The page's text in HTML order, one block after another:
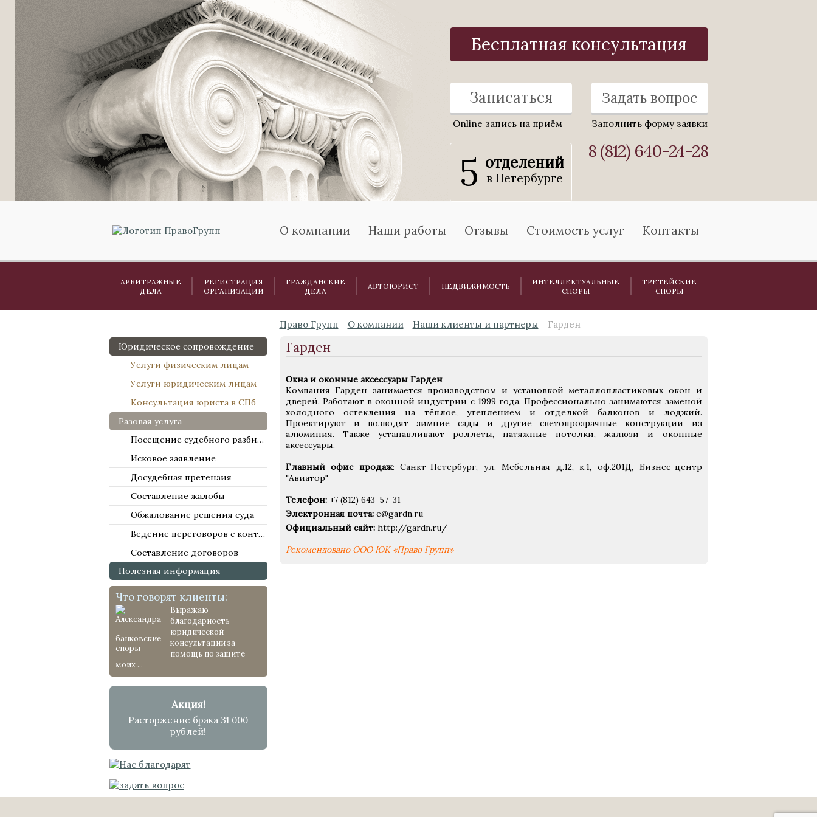
Бесплатная консультация
Записаться
Online запись на приём
Задать вопрос
Заполнить форму заявки
5 отделений
в Петербурге
8 (812) 640-24-28
О компании Наши работы Отзывы Стоимость услуг Контакты
АРБИТРАЖНЫЕ
ДЕЛА
РЕГИСТРАЦИЯ
ОРГАНИЗАЦИИ
ГРАЖДАНСКИЕ
ДЕЛА
АВТОЮРИСТ НЕДВИЖИМОСТЬ
ИНТЕЛЛЕКТУАЛЬНЫЕ
СПОРЫ
ТРЕТЕЙСКИЕ
СПОРЫ
Юридическое сопровождение
Услуги физическим лицам
Услуги юридическим лицам
Консультация юриста в СПб
Разовая услуга
Посещение судебного разбирательства
Исковое заявление
Досудебная претензия
Составление жалобы
Обжалование решения суда
Ведение переговоров с контрагентами
Составление договоров
Полезная информация
Что говорят клиенты:
Выражаю
благодарность
юридической
консультации за
помощь по защите
моих ...
Акция!
Расторжение брака 31 000
рублей!
Право Групп О компании Наши клиенты и партнеры Гарден
Гарден
Окна и оконные аксессуары Гарден
Компания Гарден занимается производством и установкой металлопластиковых окон и
дверей. Работают в оконной индустрии с 1999 года. Профессионально занимаются заменой
холодного остекления на тёплое, утеплением и отделкой балконов и лоджий.
Проектируют и возводят зимние сады и другие светопрозрачные конструкции из
алюминия. Также устанавливают роллеты, натяжные потолки, жалюзи и оконные
аксессуары.
Главный офис продаж: Санкт-Петербург, ул. Мебельная д.12, к.1, оф.201Д, Бизнес-центр
"Авиатор"
Телефон:+7 (812) 643-57-31
Электронная почта:e@gardn.ru
Официальный сайт:http://gardn.ru/
Рекомендовано ООО ЮК «Право Групп»